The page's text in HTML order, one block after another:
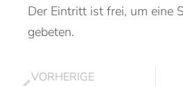
Der Eintritt ist frei, um eine
gebeten.
VORHERIGE